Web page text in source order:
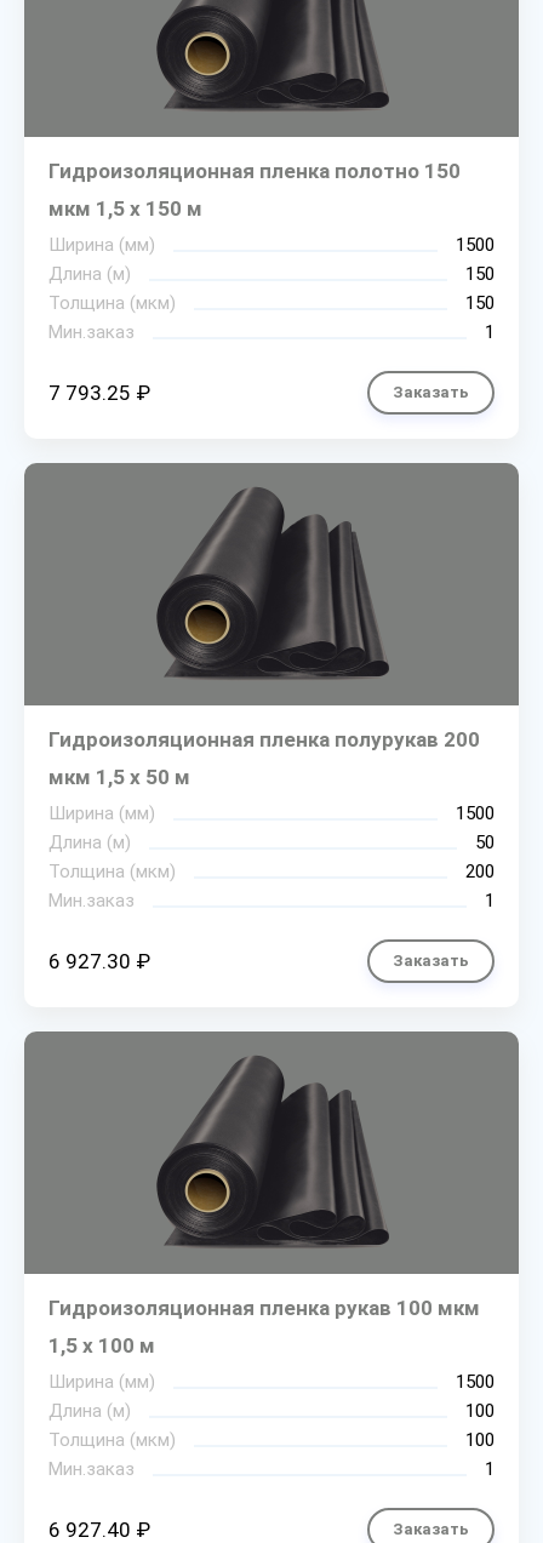
Гидроизоляционная пленка полотно 150
мкм 1,5 х 150 м
Ширина (мм)
1500
Длина (м)
150
Толщина (мкм)
150
Мин.заказ
1
7 793.25 ₽ Заказать
Гидроизоляционная пленка полурукав 200
мкм 1,5 х 50 м
Ширина (мм)
1500
Длина (м)
50
Толщина (мкм)
200
Мин.заказ
1
6 927.30 ₽ Заказать
Гидроизоляционная пленка рукав 100 мкм
1,5 х 100 м
Ширина (мм)
1500
Длина (м)
100
Толщина (мкм)
100
Мин.заказ
1
6 927.40 ₽ Заказать